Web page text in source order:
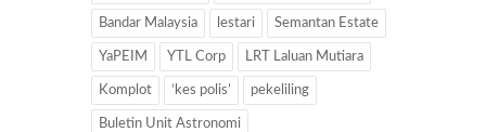
Bandar Malaysia lestari Semantan Estate
YaPEIM YTL Corp LRT Laluan Mutiara
Komplot ‘kes polis’ pekeliling
Buletin Unit Astronomi